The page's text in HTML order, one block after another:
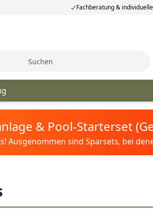
Fachberatung &
& Pool-Starterset
Ausgenommen sind Sparsets, bei